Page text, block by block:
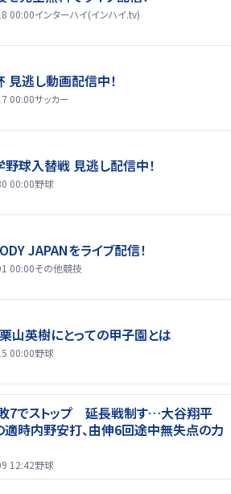
00:00インターハイ(インハイ.tv)
見逃し動画配信中！
00:00サッカー
球入替戦 見逃し配信中！
00:00野球
JAPANをライブ配信！
00:00その他競技
山英樹にとっての甲子園とは
00:00野球
敗7でストップ 延長戦制す…大谷翔平
適時内野安打、由伸6回途中無失点の力
12:42野球